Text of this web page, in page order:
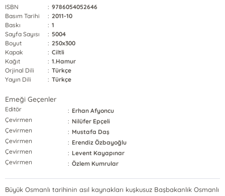
ISBN : 9786054052646
Basım Tarihi
: 2011-10
Baskı
: 1
Sayfa Sayısı
: 5004
Boyut
: 250x300
Kapak
: Ciltli
Kağıt
: 1.Hamur
Orjinal Dili
: Türkçe
Yayın Dili
: Türkçe
Emeği Geçenler
Editör : Erhan Afyoncu
Çevirmen
: Nilüfer Epçeli
Çevirmen
: Mustafa Daş
Çevirmen
: Erendiz Özbayoğlu
Çevirmen
: Levent Kayapınar
Çevirmen
: Özlem Kumrular
Büyük Osmanlı tarihinin asıl kaynakları kuşkusuz Başbakanlık Osmanlı